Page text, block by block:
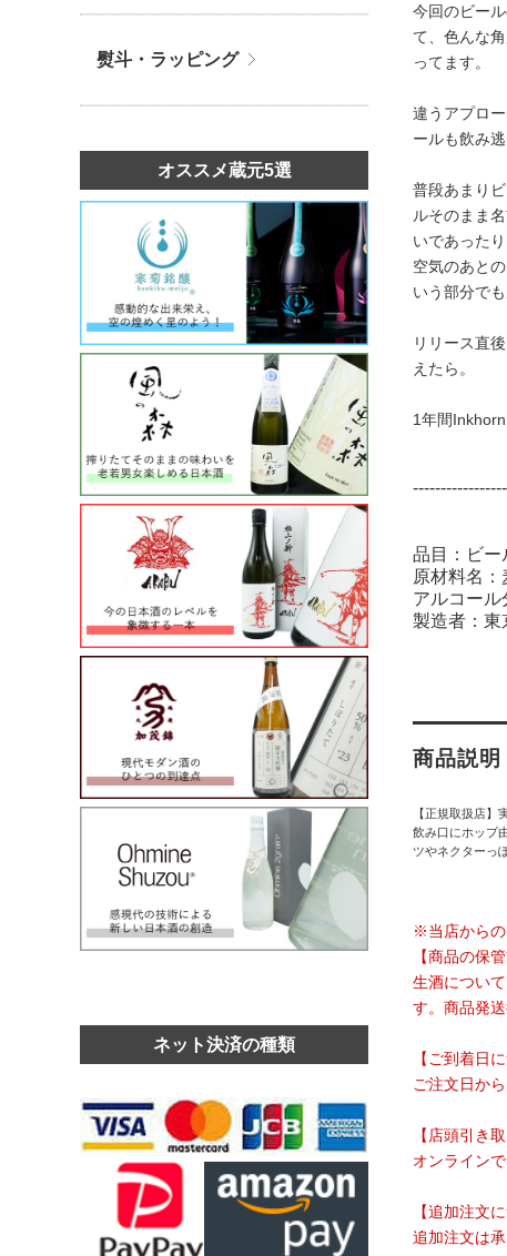
今回のビー
て、色んな
ってます。
違うアプロ
ールも飲み
普段あまり
ルそのまま
いであった
空気のあと
いう部分で
リリース直
えたら。
1年間
品目：ビー
原材料名
アルコール
製造者：
商品説明
【正規取扱店
飲み口にホップ
ツやネクターっ
※当店から
【商品の保
生酒につい
す。商品発
【ご到着日
ご注文日か
【店頭引き
オンライン
【追加注文
追加注文は
熨斗・ラッピング
オススメ蔵元5選
ネット決済の種類